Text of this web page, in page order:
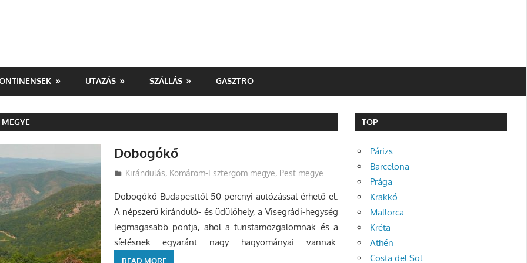
UTAZÁS SZÁLLÁS GASZTRO
MEGYE
Dobogókő
Utazasok.org
Kirándulás, Komárom-Esztergom megye, Pest megye
Dobogókő Budapesttől 50 percnyi autózással érhető el.
A népszerű kiránduló- és üdülőhely, a Visegrádi-hegység
legmagasabb pontja, ahol a turistamozgalomnak és a
síelésnek egyaránt nagy hagyományai vannak.
READ MORE
TOP
Párizs
Barcelona
Prága
Krakkó
Mallorca
Kréta
Athén
Costa del Sol